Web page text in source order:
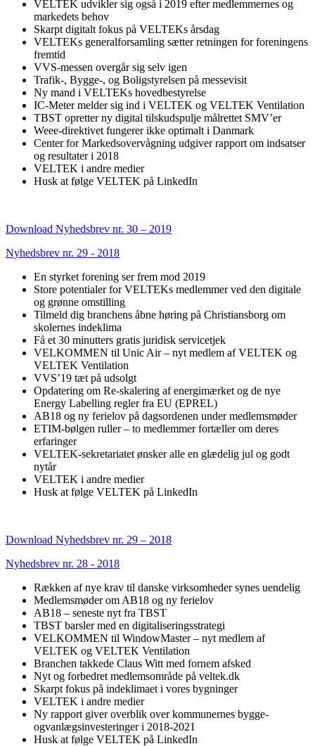
VELTEK udvikler sig også i 2019 efter medlemmernes og
markedets behov
Skarpt digitalt fokus på VELTEKs årsdag
VELTEKs generalforsamling sætter retningen for foreningens
fremtid
VVS-messen overgår sig selv igen
Trafik-, Bygge-, og Boligstyrelsen på messevisit
Ny mand i VELTEKs hovedbestyrelse
IC-Meter melder sig ind i VELTEK og VELTEK Ventilation
TBST opretter ny digital tilskudspulje målrettet SMV’er
Weee-direktivet fungerer ikke optimalt i Danmark
Center for Markedsovervågning udgiver rapport om indsatser
og resultater i 2018
VELTEK i andre medier
Husk at følge VELTEK på LinkedIn
Download Nyhedsbrev nr. 30 – 2019
Nyhedsbrev nr. 29 - 2018
En styrket forening ser frem mod 2019
Store potentialer for VELTEKs medlemmer ved den digitale
og grønne omstilling
Tilmeld dig branchens åbne høring på Christiansborg om
skolernes indeklima
Få et 30 minutters gratis juridisk servicetjek
VELKOMMEN til Unic Air – nyt medlem af VELTEK og
VELTEK Ventilation
VVS’19 tæt på udsolgt
Opdatering om Re-skalering af energimærket og de nye
Energy Labelling regler fra EU (EPREL)
AB18 og ny ferielov på dagsordenen under medlemsmøder
ETIM-bølgen ruller – to medlemmer fortæller om deres
erfaringer
VELTEK-sekretariatet ønsker alle en glædelig jul og godt
nytår
VELTEK i andre medier
Husk at følge VELTEK på LinkedIn
Download Nyhedsbrev nr. 29 – 2018
Nyhedsbrev nr. 28 - 2018
Rækken af nye krav til danske virksomheder synes uendelig
Medlemsmøder om AB18 og ny ferielov
AB18 – seneste nyt fra TBST
TBST barsler med en digitaliseringsstrategi
VELKOMMEN til WindowMaster – nyt medlem af
VELTEK og VELTEK Ventilation
Branchen takkede Claus Witt med fornem afsked
Nyt og forbedret medlemsområde på veltek.dk
Skarpt fokus på indeklimaet i vores bygninger
VELTEK i andre medier
Ny rapport giver overblik over kommunernes bygge-
ogvanlægsinvesteringer i 2018-2021
Husk at følge VELTEK på LinkedIn